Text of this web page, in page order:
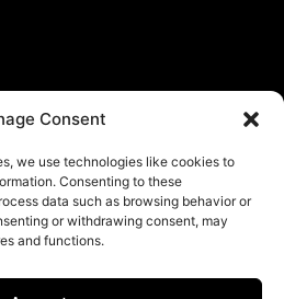
Consent
we use technologies like cookies to
Consenting to these
data such as browsing behavior or
or withdrawing consent, may
and functions.